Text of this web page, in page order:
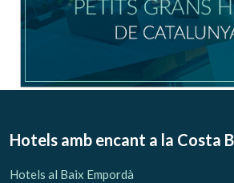
Hotels amb encant a la Costa
Hotels al Baix Empordà
Modificar cookies
Aquest lloc web utilitza cookies pròpies
Si continua navegant, suposa